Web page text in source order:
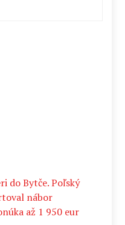
do Bytče. Poľský
nábor
až 1 950 eur